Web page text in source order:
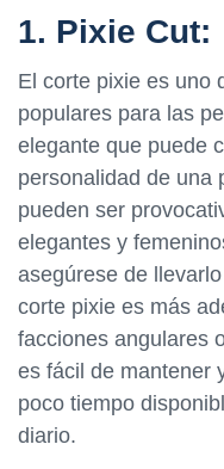
1. Pixie Cut:
El corte pixie es uno
populares para las
elegante que puede
personalidad de una
pueden ser
elegantes y
asegúrese de
corte pixie es más
facciones angulares
es fácil de mantener
poco tiempo
diario.